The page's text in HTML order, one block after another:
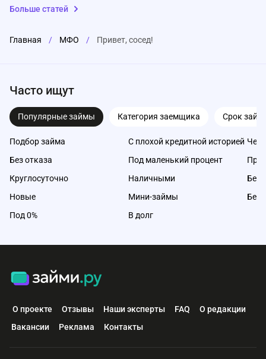
Больше статей
Главная / МФО / Привет, сосед!
Часто ищут
Популярные займы Категория заемщика Срок
Подбор займа
Без отказа
Круглосуточно
Новые
Под 0%
С плохой кредитной историей
Под маленький процент
Наличными
Мини-займы
В долг
Без
Без
О проекте Отзывы Наши эксперты FAQ
О редакции
Вакансии
Реклама Контакты